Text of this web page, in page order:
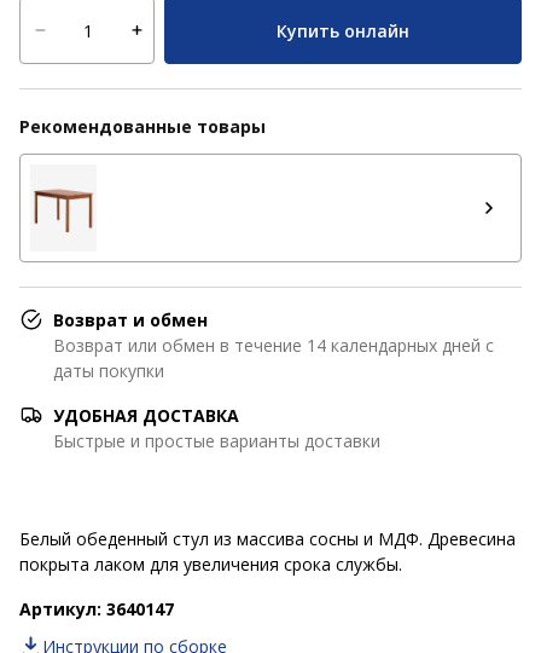
Купить онлайн
Рекомендованные товары
Возврат и обмен
Возврат или обмен в течение 14 календарных дней с
даты покупки
УДОБНАЯ ДОСТАВКА
Быстрые и простые варианты доставки
Белый обеденный стул из массива сосны и МДФ. Древесина
покрыта лаком для увеличения срока службы.
Артикул: 3640147
Инструкции по сборке